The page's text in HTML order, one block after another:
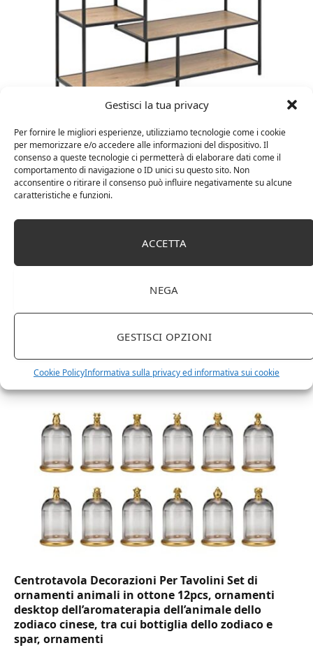
Gestisci la tua privacy
Per fornire le migliori esperienze, utilizziamo tecnologie come i cookie
per memorizzare e/o accedere alle informazioni del dispositivo. Il
consenso a queste tecnologie ci permetterà di elaborare dati come il
comportamento di navigazione o ID unici su questo sito. Non
acconsentire o ritirare il consenso può influire negativamente su alcune
caratteristiche e funzioni.
ACCETTA
NEGA
GESTISCI OPZIONI
Cookie PolicyInformativa sulla privacy ed informativa sui cookie
Amazon Basics Martin – Libreria, 35 x 114 x 78 cm
(Lu x La x A), effetto quercia(In precedenza
marchio Movian)
DOT Horeca Solutions 1000 Bicchieri PET
trasparenti monouso 350 ML tacca 0,3 alta qualità
usa e getta bicchiere riciclabili per acqua bevande
Centrotavola Decorazioni Per Tavolini Set di
ornamenti animali in ottone 12pcs, ornamenti
desktop dell’aromaterapia dell’animale dello
zodiaco cinese, tra cui bottiglia dello zodiaco e
spar, ornamenti